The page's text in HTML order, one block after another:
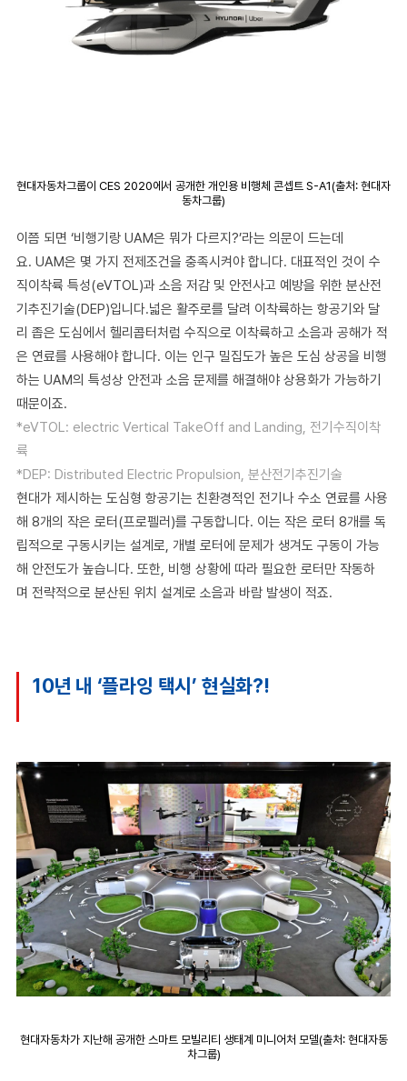
현대자동차그룹이 CES 2020에서 공개한 개인용 비행체 콘셉트 S-A1(출처: 현대자
동차그룹)
이쯤 되면 ‘비행기랑 UAM은 뭐가 다르지?’라는 의문이 드는데
요. UAM은 몇 가지 전제조건을 충족시켜야 합니다. 대표적인 것이 수
직이착륙 특성(eVTOL)과 소음 저감 및 안전사고 예방을 위한 분산전
기추진기술(DEP)입니다.넓은 활주로를 달려 이착륙하는 항공기와 달
리 좁은 도심에서 헬리콥터처럼 수직으로 이착륙하고 소음과 공해가 적
은 연료를 사용해야 합니다. 이는 인구 밀집도가 높은 도심 상공을 비행
하는 UAM의 특성상 안전과 소음 문제를 해결해야 상용화가 가능하기
때문이죠.
*eVTOL: electric Vertical TakeOff and Landing, 전기수직이착
륙
*DEP: Distributed Electric Propulsion, 분산전기추진기술
현대가 제시하는 도심형 항공기는 친환경적인 전기나 수소 연료를 사용
해 8개의 작은 로터(프로펠러)를 구동합니다. 이는 작은 로터 8개를 독
립적으로 구동시키는 설계로, 개별 로터에 문제가 생겨도 구동이 가능
해 안전도가 높습니다. 또한, 비행 상황에 따라 필요한 로터만 작동하
며 전략적으로 분산된 위치 설계로 소음과 바람 발생이 적죠.
10년 내 ‘플라잉 택시’ 현실화?!
현대자동차가 지난해 공개한 스마트 모빌리티 생태계 미니어처 모델(출처: 현대자동
차그룹)